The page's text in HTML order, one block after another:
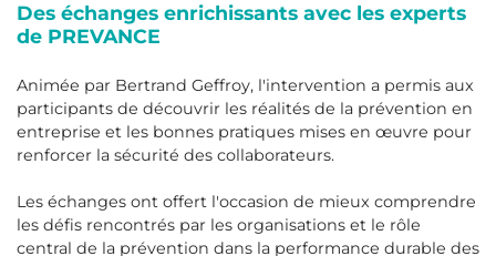
Des échanges enrichissants avec les experts
de PREVANCE
Animée par Bertrand Geffroy, l'intervention a permis aux
participants de découvrir les réalités de la prévention en
entreprise et les bonnes pratiques mises en œuvre pour
renforcer la sécurité des collaborateurs.
Les échanges ont offert l'occasion de mieux comprendre
les défis rencontrés par les organisations et le rôle
central de la prévention dans la performance durable des